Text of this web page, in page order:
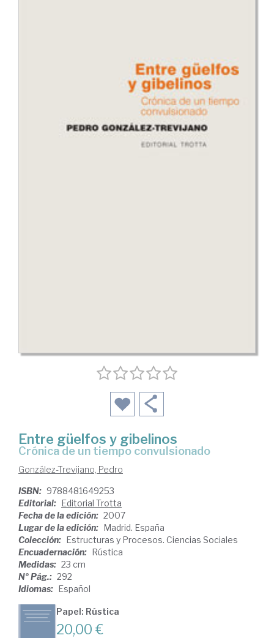
Entre güelfos y gibelinos
crónica de un tiempo convulsionado
González-Trevijano, Pedro
ISBN: 9788481649253
Editorial: Editorial Trotta
Fecha de la edición: 2007
Lugar de la edición: Madrid. España
Colección: Estructuras y Procesos. Ciencias Sociales
Encuadernación: Rústica
Medidas: 23 cm
Nº Pág.: 292
Idiomas: Español
Papel: Rústica
20,00 €